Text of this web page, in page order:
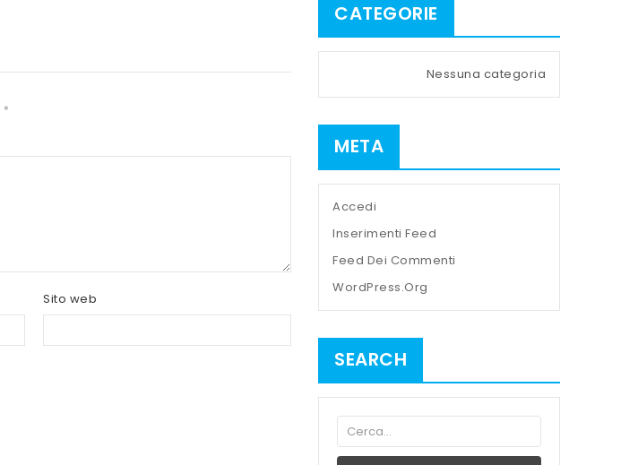
*
Sito web
CATEGORIE
Nessuna categoria
META
Accedi
Inserimenti Feed
Feed Dei Commenti
WordPress.org
SEARCH